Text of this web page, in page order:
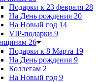
Подарки к 23 февраля 28
На День рождения 20
На Новый год 14
VIP-подарки 9
26
Подарки к 8 Марта 19
На День рождения 9
Коллегам 2
На Новый год 9